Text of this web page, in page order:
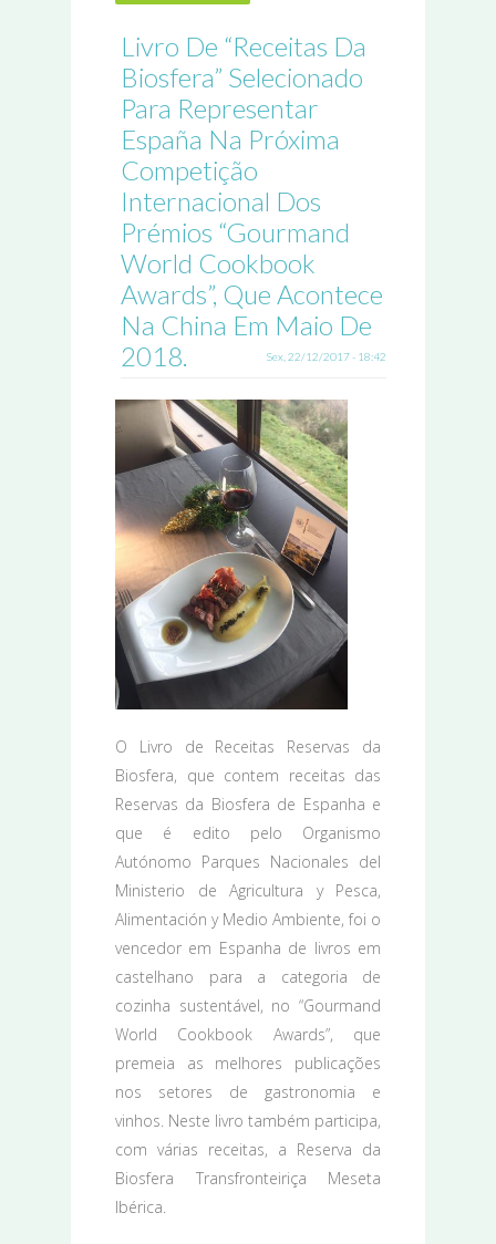
Livro De “Receitas Da
Biosfera” Selecionado
Para Representar
España Na Próxima
Competição
Internacional Dos
Prémios “Gourmand
World Cookbook
Awards”, Que Acontece
Na China Em Maio De
2018.
Sex, 22/12/2017 - 18:42
O Livro de Receitas Reservas da
Biosfera, que contem receitas das
Reservas da Biosfera de Espanha e
que é edito pelo Organismo
Autónomo Parques Nacionales del
Ministerio de Agricultura y Pesca,
Alimentación y Medio Ambiente, foi o
vencedor em Espanha de livros em
castelhano para a categoria de
cozinha sustentável, no “Gourmand
World Cookbook Awards”, que
premeia as melhores publicações
nos setores de gastronomia e
vinhos. Neste livro também participa,
com várias receitas, a Reserva da
Biosfera Transfronteiriça Meseta
Ibérica.